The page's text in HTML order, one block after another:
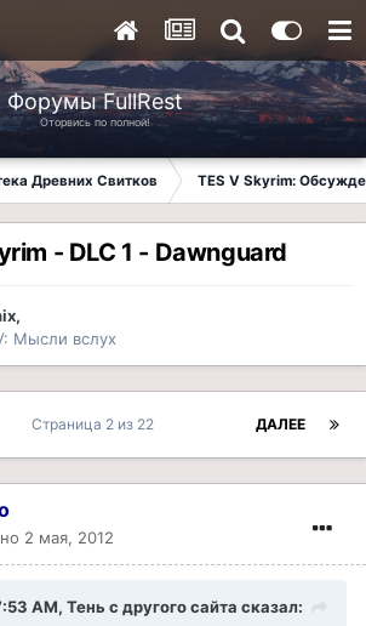
Форумы FullRest
Оторвись по полной!
Древних Свитков TES V Skyrim:
- DLC 1 - Dawnguard
,
Мысли вслух
ДАЛЕЕ
Страница 2 из 22
2 мая, 2012
AM, Тень с другого сайта сказал: